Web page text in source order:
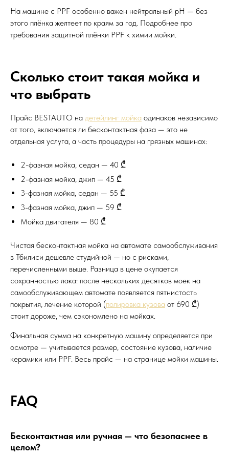
На машине с PPF особенно важен нейтральный pH — без
этого плёнка желтеет по краям за год. Подробнее про
требования защитной плёнки PPF к химии мойки.
Сколько стоит такая мойка и
что выбрать
Прайс BESTAUTO на детейлинг мойка одинаков независимо
от того, включается ли бесконтактная фаза — это не
отдельная услуга, а часть процедуры на грязных машинах:
2-фазная мойка, седан — 40 ₾
2-фазная мойка, джип — 45 ₾
3-фазная мойка, седан — 55 ₾
3-фазная мойка, джип — 59 ₾
Мойка двигателя — 80 ₾
Чистая бесконтактная мойка на автомате самообслуживания
в Тбилиси дешевле студийной — но с рисками,
перечисленными выше. Разница в цене окупается
сохранностью лака: после нескольких десятков моек на
самообслуживающем автомате появляется пятнистость
покрытия, лечение которой (полировка кузова от 690 ₾)
стоит дороже, чем сэкономлено на мойках.
Финальная сумма на конкретную машину определяется при
осмотре — учитывается размер, состояние кузова, наличие
керамики или PPF. Весь прайс — на странице мойки машины.
FAQ
Бесконтактная или ручная — что безопаснее в
целом?